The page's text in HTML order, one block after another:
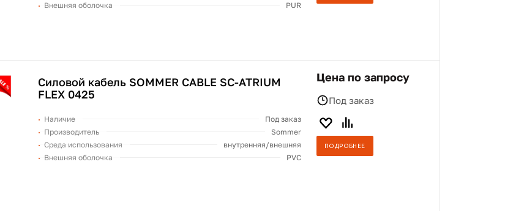
Внешняя оболочка
PUR
Силовой кабель SOMMER CABLE SC-ATRIUM
FLEX 0425
Наличие
Под заказ
Производитель
Sommer
Среда использования
внутренняя/внешняя
Внешняя оболочка
PVC
Цена по запросу
Под заказ
ПОДРОБНЕЕ